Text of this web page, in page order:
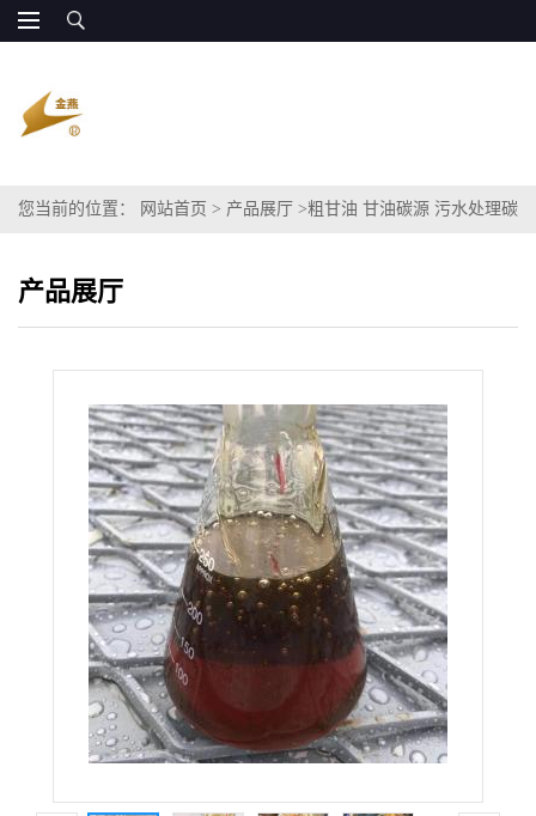
您当前的位置： 网站首页 > 产品展厅 >粗甘油 甘油碳源 污水处理碳
产品展厅